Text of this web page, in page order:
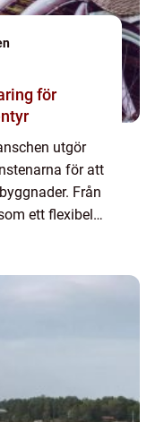
för
utgör
för att
Från
ett flexibelt